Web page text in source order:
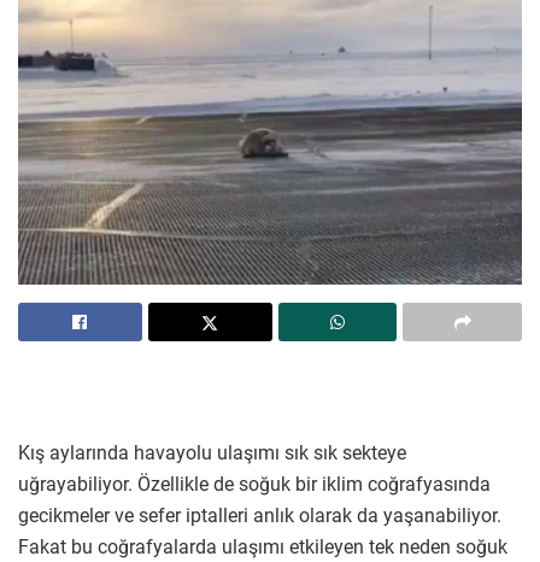
Kış aylarında havayolu ulaşımı sık sık sekteye
uğrayabiliyor. Özellikle de soğuk bir iklim coğrafyasında
gecikmeler ve sefer iptalleri anlık olarak da yaşanabiliyor.
Fakat bu coğrafyalarda ulaşımı etkileyen tek neden soğuk